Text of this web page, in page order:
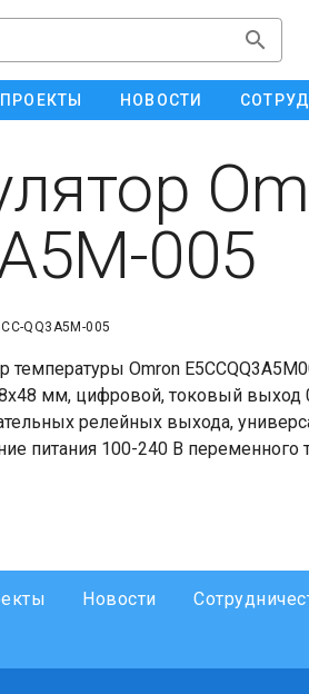
ПРОЕКТЫ НОВОСТИ
005
QQ3A5M-005
температуры Omron
мм, цифровой, токовый выход
релейных выхода,
питания 100-240 В переменного
Новости